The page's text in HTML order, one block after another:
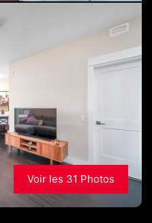
Voir les 31 Photos